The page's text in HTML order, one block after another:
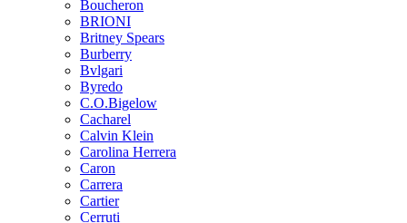
Boucheron
BRIONI
Britney Spears
Burberry
Bvlgari
Byredo
C.O.Bigelow
Cacharel
Calvin Klein
Carolina Herrera
Caron
Carrera
Cartier
Cerruti